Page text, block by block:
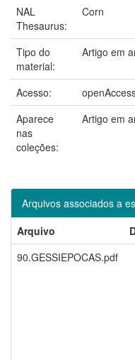
NAL
Thesaurus:
Corn
Tipo do
material:
Artigo em
Acesso:
Aparece
nas
coleções:
Artigo em
Arquivos associados a
Arquivo
90.GESSIEPOCAS.pdf